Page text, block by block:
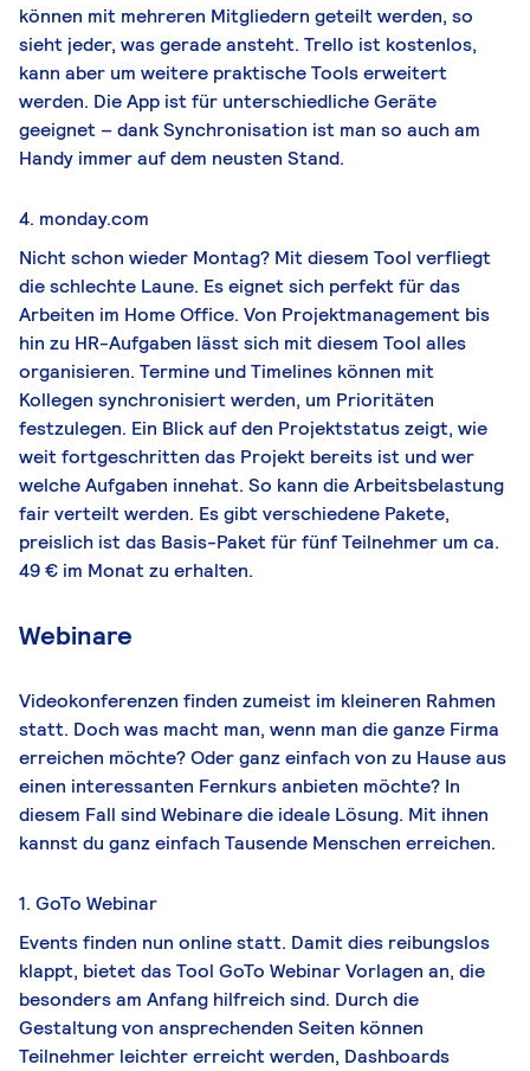
können mit mehreren Mitgliedern geteilt werden, so
sieht jeder, was gerade ansteht. Trello ist kostenlos,
kann aber um weitere praktische Tools erweitert
werden. Die App ist für unterschiedliche Geräte
geeignet – dank Synchronisation ist man so auch am
Handy immer auf dem neusten Stand.
4. monday.com
Nicht schon wieder Montag? Mit diesem Tool verfliegt
die schlechte Laune. Es eignet sich perfekt für das
Arbeiten im Home Office. Von Projektmanagement bis
hin zu HR-Aufgaben lässt sich mit diesem Tool alles
organisieren. Termine und Timelines können mit
Kollegen synchronisiert werden, um Prioritäten
festzulegen. Ein Blick auf den Projektstatus zeigt, wie
weit fortgeschritten das Projekt bereits ist und wer
welche Aufgaben innehat. So kann die Arbeitsbelastung
fair verteilt werden. Es gibt verschiedene Pakete,
preislich ist das Basis-Paket für fünf Teilnehmer um ca.
49 € im Monat zu erhalten.
Webinare
Videokonferenzen finden zumeist im kleineren Rahmen
statt. Doch was macht man, wenn man die ganze Firma
erreichen möchte? Oder ganz einfach von zu Hause aus
einen interessanten Fernkurs anbieten möchte? In
diesem Fall sind Webinare die ideale Lösung. Mit ihnen
kannst du ganz einfach Tausende Menschen erreichen.
1. GoTo Webinar
Events finden nun online statt. Damit dies reibungslos
klappt, bietet das Tool GoTo Webinar Vorlagen an, die
besonders am Anfang hilfreich sind. Durch die
Gestaltung von ansprechenden Seiten können
Teilnehmer leichter erreicht werden, Dashboards